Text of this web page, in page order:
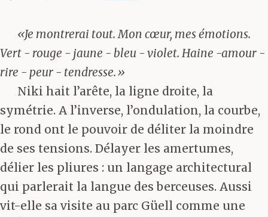
«Je montrerai tout. Mon cœur, mes émotions.
Vert - rouge - jaune - bleu - violet. Haine -amour -
rire - peur - tendresse.»
Niki hait l’arête, la ligne droite, la
symétrie. A l’inverse, l’ondulation, la courbe,
le rond ont le pouvoir de déliter la moindre
de ses tensions. Délayer les amertumes,
délier les pliures : un langage architectural
qui parlerait la langue des berceuses. Aussi
vit-elle sa visite au parc Güell comme une